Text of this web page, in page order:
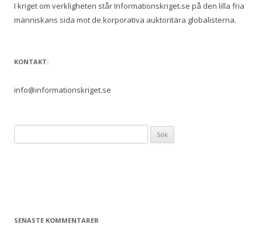
I kriget om verkligheten står Informationskriget.se på den lilla fria
människans sida mot de korporativa auktoritära globalisterna.
KONTAKT:
info@informationskriget.se
ö
e
SENASTE KOMMENTARER